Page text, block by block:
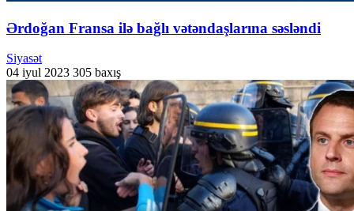
Ərdoğan Fransa ilə bağlı vətəndaşlarına səsləndi
Siyasət
04 iyul 2023 305 baxış